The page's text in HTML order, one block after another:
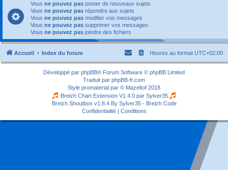
Vous ne pouvez pas poster de nouveaux sujets
Vous ne pouvez pas répondre aux sujets
Vous ne pouvez pas modifier vos messages
Vous ne pouvez pas supprimer vos messages
Vous ne pouvez pas joindre des fichiers
Accueil Index du forum Heures au format UTC+02:00
Développé par phpBB® Forum Software © phpBB Limited
Traduit par phpBB-fr.com
Style promaterial par © Mazeltof 2018
Breizh Chart Extension V1.4.0 par Sylver35
Breizh Shoutbox v1.8.4 By Sylver35 - Breizh Code
Confidentialité| Conditions